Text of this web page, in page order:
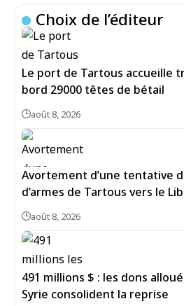
Choix de l’éditeur
Le port de Tartous accueille
bord 29000 têtes de bétail
août 8, 2026
Avortement d’une tentative
d’armes de Tartous vers le
août 8, 2026
491 millions $ : les dons
Syrie consolident la reprise